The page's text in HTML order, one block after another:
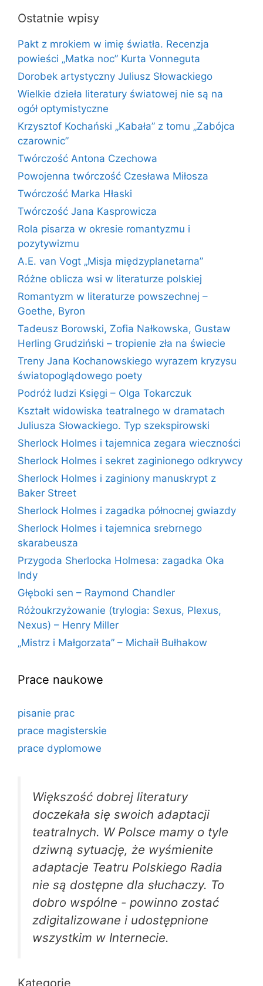
Ostatnie wpisy
Pakt z mrokiem w imię światła. Recenzja
powieści „Matka noc” Kurta Vonneguta
Dorobek artystyczny Juliusz Słowackiego
Wielkie dzieła literatury światowej nie są na
ogół optymistyczne
Krzysztof Kochański „Kabała” z tomu „Zabójca
czarownic”
Twórczość Antona Czechowa
Powojenna twórczość Czesława Miłosza
Twórczość Marka Hłaski
Twórczość Jana Kasprowicza
Rola pisarza w okresie romantyzmu i
pozytywizmu
A.E. van Vogt „Misja międzyplanetarna”
Różne oblicza wsi w literaturze polskiej
Romantyzm w literaturze powszechnej –
Goethe, Byron
Tadeusz Borowski, Zofia Nałkowska, Gustaw
Herling Grudziński – tropienie zła na świecie
Treny Jana Kochanowskiego wyrazem kryzysu
światopoglądowego poety
Podróż ludzi Księgi – Olga Tokarczuk
Kształt widowiska teatralnego w dramatach
Juliusza Słowackiego. Typ szekspirowski
Sherlock Holmes i tajemnica zegara wieczności
Sherlock Holmes i sekret zaginionego odkrywcy
Sherlock Holmes i zaginiony manuskrypt z
Baker Street
Sherlock Holmes i zagadka północnej gwiazdy
Sherlock Holmes i tajemnica srebrnego
skarabeusza
Przygoda Sherlocka Holmesa: zagadka Oka
Indy
Głęboki sen – Raymond Chandler
Różoukrzyżowanie (trylogia: Sexus, Plexus,
Nexus) – Henry Miller
„Mistrz i Małgorzata” – Michaił Bułhakow
Prace naukowe
pisanie prac
prace magisterskie
prace dyplomowe
Większość dobrej literatury
doczekała się swoich adaptacji
teatralnych. W Polsce mamy o tyle
dziwną sytuację, że wyśmienite
adaptacje Teatru Polskiego Radia
nie są dostępne dla słuchaczy. To
dobro wspólne - powinno zostać
zdigitalizowane i udostępnione
wszystkim w Internecie.
Kategorie